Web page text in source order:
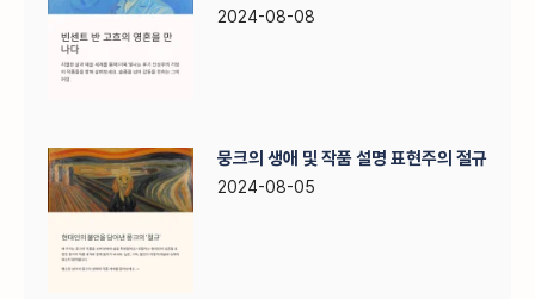
2024-08-08
뭉크의 생애 및 작품 설명 표현주의 절규
2024-08-05